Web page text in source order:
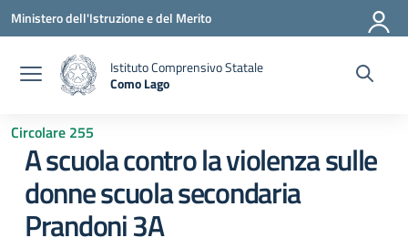
Vai ai contenuti
Vai al menu di navigazione
Vai al footer
Ministero dell'Istruzione e del Merito
Istituto Comprensivo Statale
Como Lago
— Visita la pagina iniziale della scuola
Circolare 255
A scuola contro la violenza sulle
donne scuola secondaria
Prandoni 3A